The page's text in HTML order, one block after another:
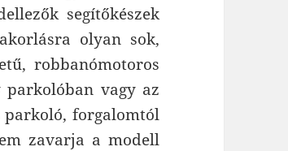
segítőkészek
olyan sok,
robbanómotoros
parkolóban vagy az
parkoló, forgalomtól
zavarja a modell